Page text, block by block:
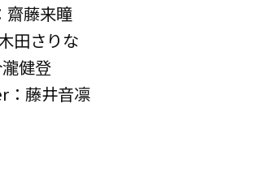
藤来瞳
田さりな
健登
藤井音凛